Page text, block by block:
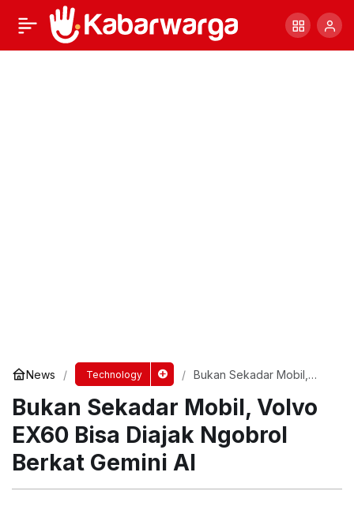
News Technology
Bukan Sekadar Mobil,
Ngobrol Berkat Gemini AI
Bukan Sekadar Mobil, Volvo
EX60 Bisa Diajak Ngobrol
Berkat Gemini AI